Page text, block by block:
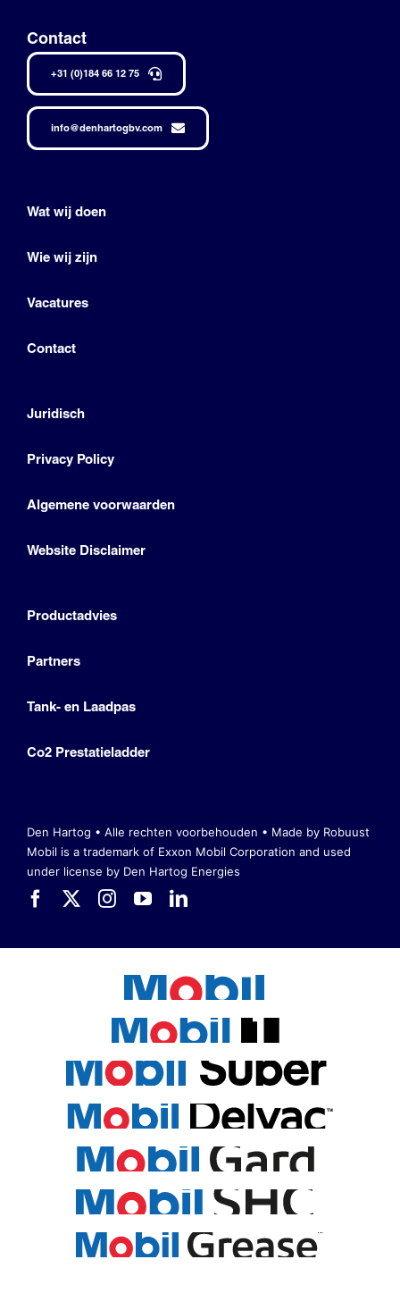
Contact
+31 (0)184 66 12 75
info@denhartogbv.com
Wat wij doen
Wie wij zijn
Vacatures
Contact
Juridisch
Privacy Policy
Algemene voorwaarden
Website Disclaimer
Productadvies
Partners
Tank- en Laadpas
Co2 Prestatieladder
Den Hartog • Alle rechten voorbehouden • Made by Robuust
Mobil is a trademark of Exxon Mobil Corporation and used
under license by Den Hartog Energies